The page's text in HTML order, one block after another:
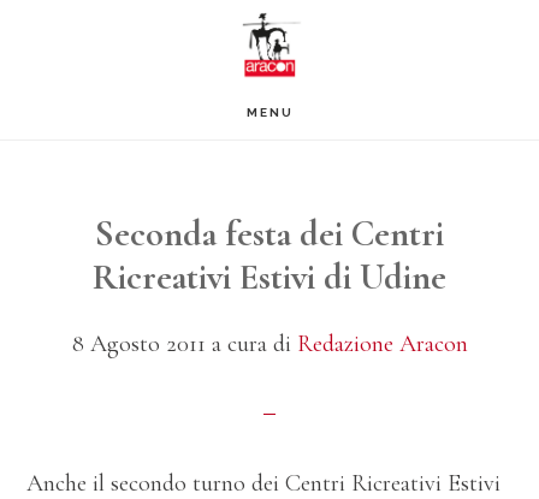
MENU
Seconda festa dei Centri
Ricreativi Estivi di Udine
8 Agosto 2011 a cura di Redazione Aracon
Anche il secondo turno dei Centri Ricreativi Estivi